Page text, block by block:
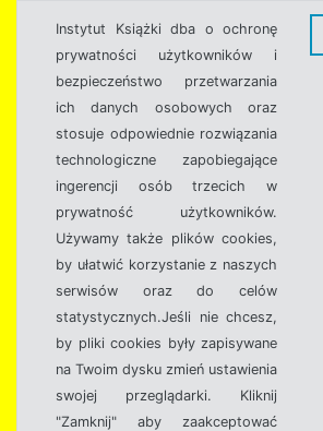
Instytut Książki dba o ochronę
prywatności użytkowników i
bezpieczeństwo przetwarzania
ich danych osobowych oraz
stosuje odpowiednie rozwiązania
technologiczne zapobiegające
ingerencji osób trzecich w
prywatność użytkowników.
Używamy także plików cookies,
by ułatwić korzystanie z naszych
serwisów oraz do celów
statystycznych.Jeśli nie chcesz,
by pliki cookies były zapisywane
na Twoim dysku zmień ustawienia
swojej przeglądarki. Kliknij
"Zamknij" aby zaakceptować